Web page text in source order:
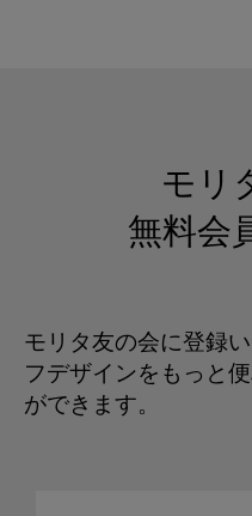
モリ
無料会
モリタ友の会に登録
フデザインをもっと
ができます。